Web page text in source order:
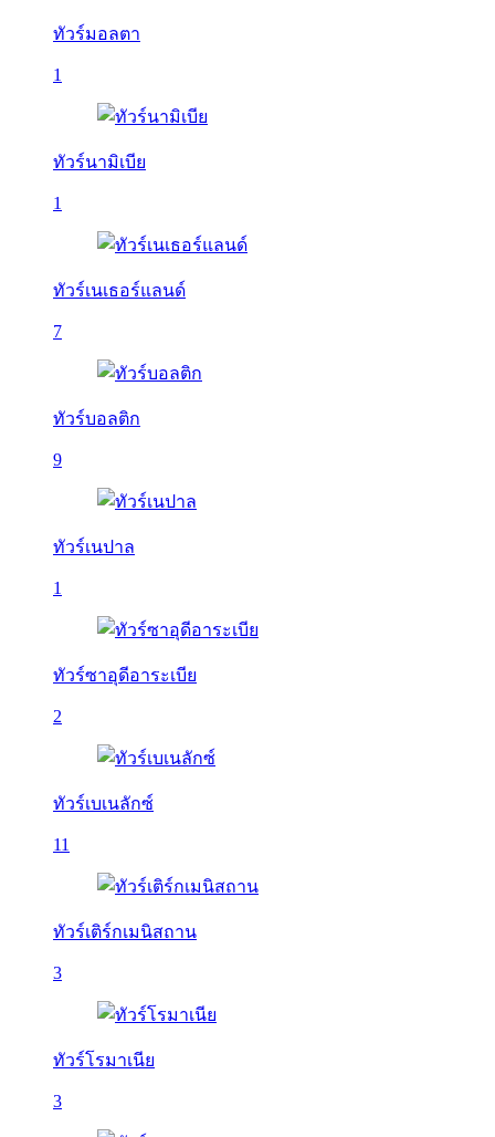
ทัวร์มอลตา
1
ทัวร์นามิเบีย
1
ทัวร์เนเธอร์แลนด์
7
ทัวร์บอลติก
9
ทัวร์เนปาล
1
ทัวร์ซาอุดีอาระเบีย
2
ทัวร์เบเนลักซ์
11
ทัวร์เติร์กเมนิสถาน
3
ทัวร์โรมาเนีย
3